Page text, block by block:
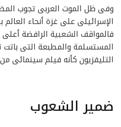
وفى ظل الموت العربى تجوب
الإسرائيلى على غزة أنحاء
فالمواقف الشعبية الرافضة
المستسلمة والمطبعة التى
التليفزيون كأنه فيلم سينمائى
ضمير الشعوب